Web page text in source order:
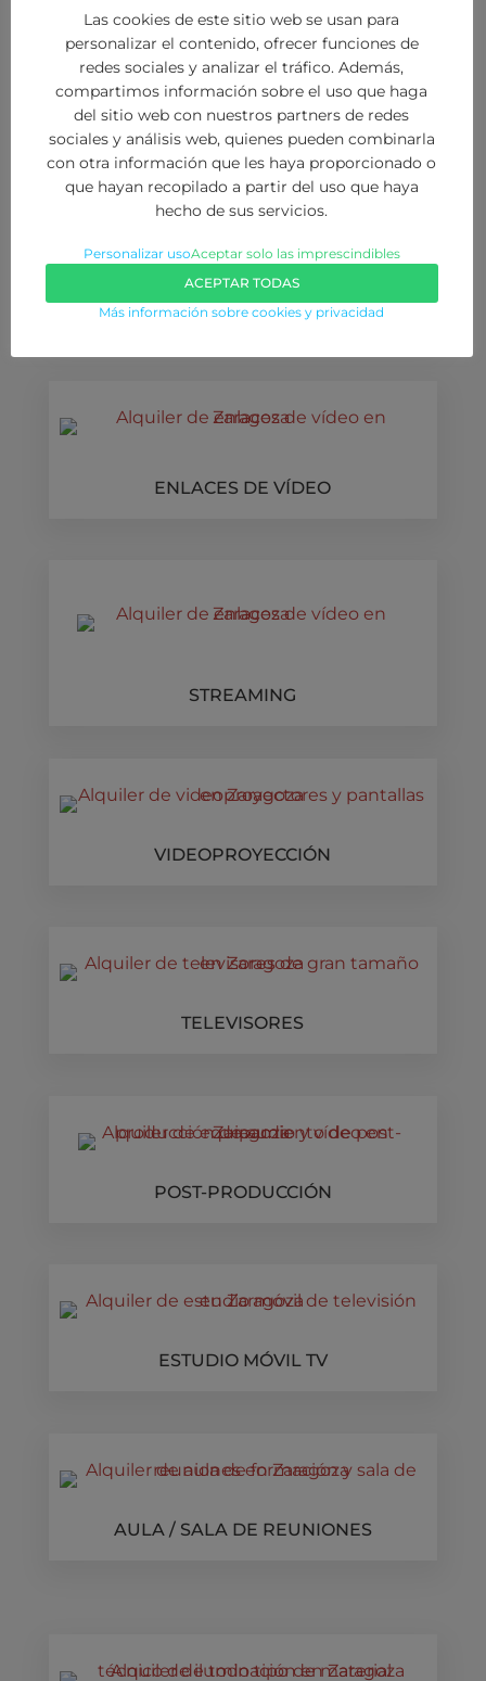
TRÍPODES
y estabilizadores
GRABADORES A/V
ENLACES DE VÍDEO
STREAMING
VIDEOPROYECCIÓN
TELEVISORES
POST-PRODUCCIÓN
ESTUDIO MÓVIL TV
AULA / SALA DE REUNIONES
Las cookies de este sitio web se usan para
personalizar el contenido, ofrecer funciones de
redes sociales y analizar el tráfico. Además,
compartimos información sobre el uso que haga
del sitio web con nuestros partners de redes
sociales y análisis web, quienes pueden combinarla
con otra información que les haya proporcionado o
que hayan recopilado a partir del uso que haya
hecho de sus servicios.
Personalizar usoAceptar solo las imprescindibles
ACEPTAR TODAS
Más información sobre cookies y privacidad